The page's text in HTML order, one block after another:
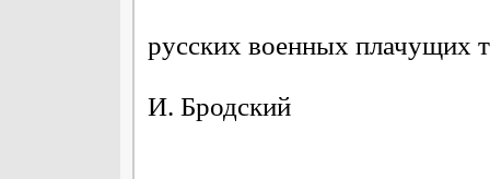
русских военных плачущих
И. Бродский